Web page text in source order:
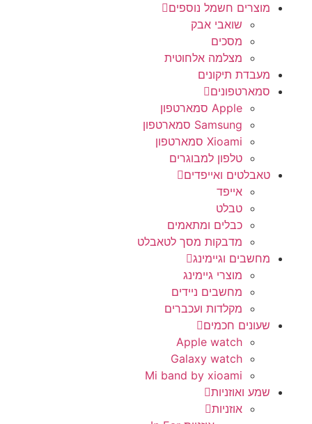
מוצרים חשמל נוספים
שואבי אבק
מסכים
מצלמה אלחוטית
מעבדת תיקונים
סמארטפונים
Apple סמארטפון
Samsung סמארטפון
Xioami סמארטפון
טלפון למבוגרים
טאבלטים ואייפדים
אייפד
טבלט
כבלים ומתאמים
מדבקות מסך לטאבלט
מחשבים וגיימינג
מוצרי גיימינג
מחשבים ניידים
מקלדות ועכברים
שעונים חכמים
Apple watch
Galaxy watch
Mi band by xioami
שמע ואוזניות
אוזניות